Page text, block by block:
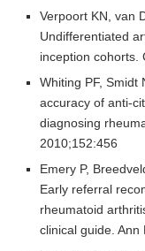
Verpoort KN, van
Undifferentiated
inception cohorts.
Whiting PF, Smidt
accuracy of anti-
diagnosing
2010;152:456
Emery P,
Early referral
rheumatoid
clinical guide.